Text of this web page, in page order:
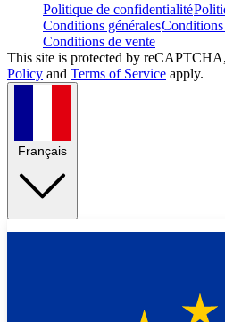
Politique de confidentialité
Conditions généralesConditions
Conditions de vente
This site is protected by
Policy and Terms of Service apply.
Français